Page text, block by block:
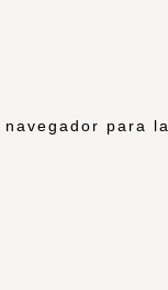
para la